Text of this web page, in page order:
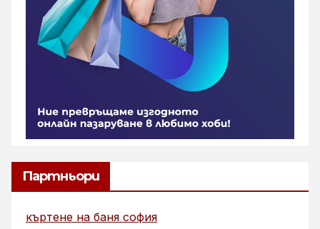
Партньори
къртене на баня софия